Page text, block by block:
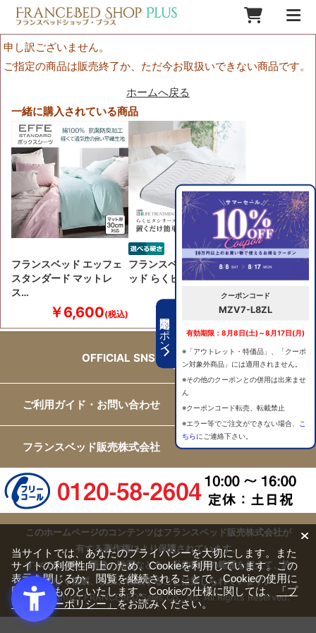
期間限定クーポン
クーポンコード
MZV7-L8ZL
有効期限：8月8日(土)～8月17日(月)
※「アウトレット・特価品」、「クーポ
ン対象外商品」には適用されません。
※その他のクーポンとの併用は出来ませ
ん
※クーポンコード転売、転載禁止
※エラー等でご注文ができない場合、
こ
ちらにご連絡下さい。
申し訳ございません。
ご指定の商品は販売終了か、ただ今お取扱いできない商品です。
ホームへ戻る
一緒に購入されている商品
フランスベッド エッフェ
スタンダード マットレ
ス…
￥6,600
フランスベッド ベッドパ
ッド らくピタLTフィッ…
￥41,800
OFFICIAL SNS
ご利用ガイド・お問い合わせ
フランスベッド販売株式会社
このホームページのコンテンツはフランスベッド販売株式会社が
有する著作権により保護されています。
すべての文章、画像、動画などを、私的利用の範囲を超えて、許
可なく複製、改変、転載することは禁じられています。
Copyright(c) FRANCEBED Sales Co., ltd. All Rights Reserved.
当サイトでは、あなたのプライバシーを大切にします。また
サイトの利便性向上のため、Cookieを利用しています。この
表示を閉じるか、閲覧を継続されることで、Cookieの使用に
同意するものといたします。Cookieの仕様に関しては、
「プ
ライバシーポリシー」をお読みください。